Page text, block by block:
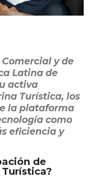
y de
Latina de
activa
Turística, los
la plataforma
como
eficiencia y
de